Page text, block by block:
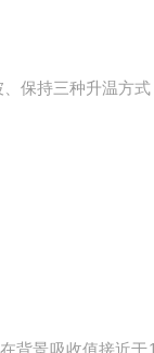
保持三种升温方式
背景吸收值接近于